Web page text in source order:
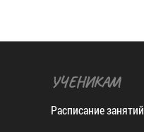
УЧЕНИКАМ
Расписание занятий